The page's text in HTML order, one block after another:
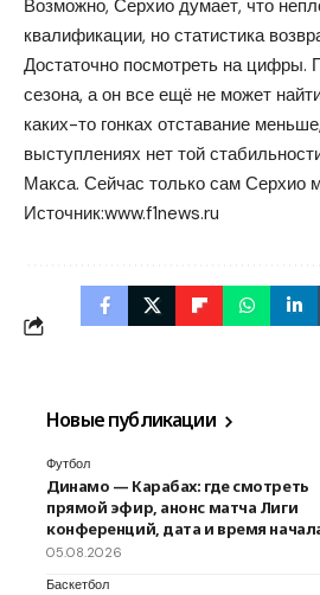
Возможно, Серхио думает, что
квалификации, но статистика
Достаточно посмотреть на цифры.
сезона, а он все ещё не может
каких-то гонках отставание
выступлениях нет той
Макса. Сейчас только сам Серхио
Источник:www.f1news.ru
Новые публикации
Футбол
Динамо — Карабах: где смотреть
прямой эфир, анонс матча Лиги
конференций, дата и время
05.08.2026
Баскетбол